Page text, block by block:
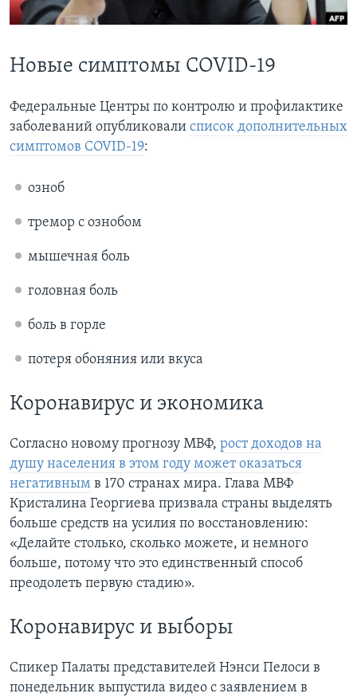
Learning English
СОЦИАЛЬНЫЕ СЕТИ
Языки
Новые симптомы COVID-19
Федеральные Центры по контролю и профилактике
заболеваний опубликовали список дополнительных
симптомов COVID-19:
озноб
тремор с ознобом
мышечная боль
головная боль
боль в горле
потеря обоняния или вкуса
Коронавирус и экономика
Согласно новому прогнозу МВФ, рост доходов на
душу населения в этом году может оказаться
негативным в 170 странах мира. Глава МВФ
Кристалина Георгиева призвала страны выделять
больше средств на усилия по восстановлению:
«Делайте столько, сколько можете, и немного
больше, потому что это единственный способ
преодолеть первую стадию».
Коронавирус и выборы
Спикер Палаты представителей Нэнси Пелоси в
понедельник выпустила видео с заявлением в